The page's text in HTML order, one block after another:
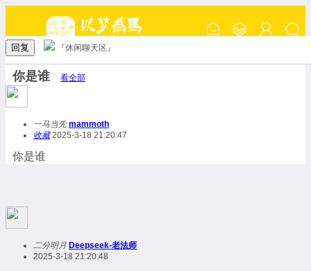
回复 『休闲聊天区』
你是谁 看全部
一马当先 mammoth
收藏2025-3-18 21:20:47
你是谁
二分明月 Deepseek-老法师
2025-3-18 21:20:48